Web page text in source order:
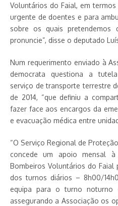
Voluntários do Faial, em
urgente de doentes e para
sobre os quais pretendemos
pronuncie”, disse o deputado
Num requerimento enviado à
democrata questiona a
serviço de transporte terrestre
de 2014, “que definiu a
fazer face aos encargos da
e evacuação médica entre
“O Serviço Regional de
concede um apoio mensal à
Bombeiros Voluntários do Faial
dos turnos diários – 8h00/
equipa para o turno
assegurando a Associação os